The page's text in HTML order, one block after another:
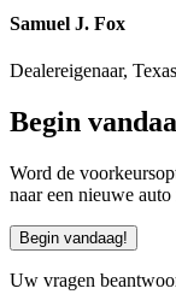
Samuel J. Fox
Dealereigenaar, Texas
Begin
Word de
naar een nieuwe
Begin vandaag!​
Uw vragen